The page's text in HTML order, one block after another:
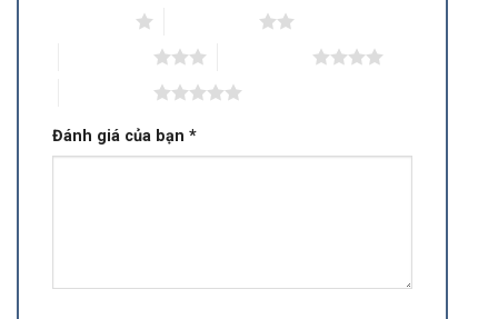
Đánh giá của bạn *